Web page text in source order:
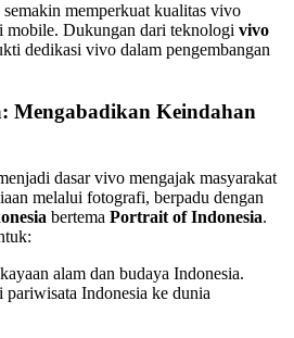
semakin memperkuat kualitas vivo
mobile. Dukungan dari teknologi vivo
dedikasi vivo dalam pengembangan
Mengabadikan Keindahan
dasar vivo mengajak masyarakat
melalui fotografi, berpadu dengan
bertema Portrait of Indonesia.
alam dan budaya Indonesia.
Indonesia ke dunia